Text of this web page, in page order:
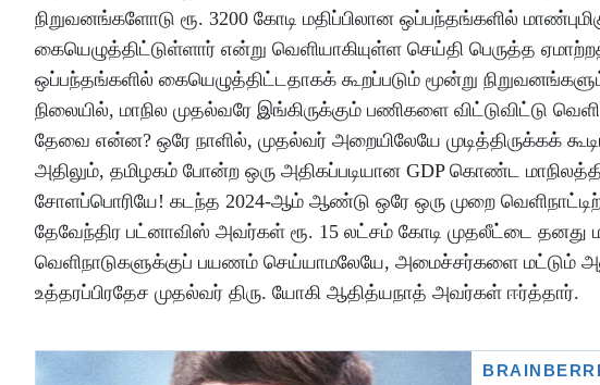
நிறுவனங்களோடு ரூ. 3200 கோடி மதிப்பிலான ஒப்பந்தங்களில்
கையெழுத்திட்டுள்ளார் என்று வெளியாகியுள்ள செய்தி பெருத்த
ஒப்பந்தங்களில் கையெழுத்திட்டதாகக் கூறப்படும் மூன்று
நிலையில், மாநில முதல்வரே இங்கிருக்கும் பணிகளை விட்டுவிட்டு
தேவை என்ன? ஒரே நாளில், முதல்வர் அறையிலேயே முடித்திருக்கக்
அதிலும், தமிழகம் போன்ற ஒரு அதிகப்படியான GDP கொண்ட
சோளப்பொரியே! கடந்த 2024-ஆம் ஆண்டு ஒரே ஒரு முறை
தேவேந்திர பட்னாவிஸ் அவர்கள் ரூ. 15 லட்சம் கோடி முதலீட்டை
வெளிநாடுகளுக்குப் பயணம் செய்யாமலேயே, அமைச்சர்களை மட்டும்
உத்தரப்பிரதேச முதல்வர் திரு. யோகி ஆதித்யநாத் அவர்கள் ஈர்த்தார்.